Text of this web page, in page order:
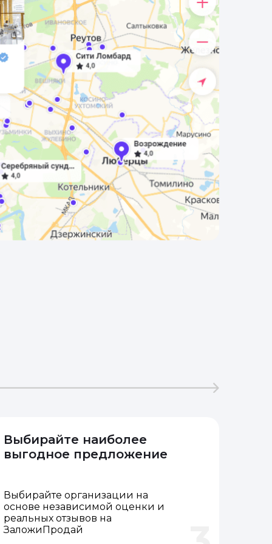
Выбирайте наиболее
выгодное предложение
Выбирайте организации на
основе независимой оценки и
реальных отзывов на
ЗаложиПродай